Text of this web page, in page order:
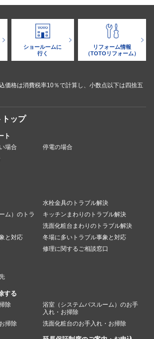
ショールームに
行く
リフォーム情報
（TOTOリフォーム）
価格は消費税率10％で計算し、小数点以下は四捨五
トップ
ト
場合
停電の場合
水栓金具のトラブル解決
ム）のトラ
キッチンまわりのトラブル解決
洗面化粧台まわりのトラブル解決
と対応
冬場に多いトラブル事象と対応
修理に関するご相談窓口
する
除
浴室（システムバスルーム）のお手
入れ・お掃除
掃除
洗面化粧台のお手入れ・お掃除